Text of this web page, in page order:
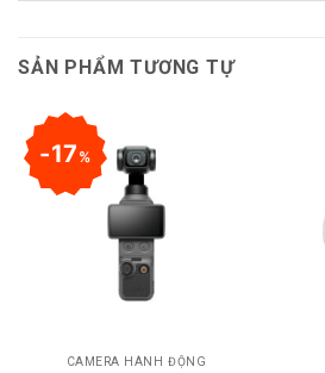
Iphone 13 Pro Max và
SẢN PHẨM TƯƠNG TỰ
17%
CAMERA HÀNH ĐỘNG